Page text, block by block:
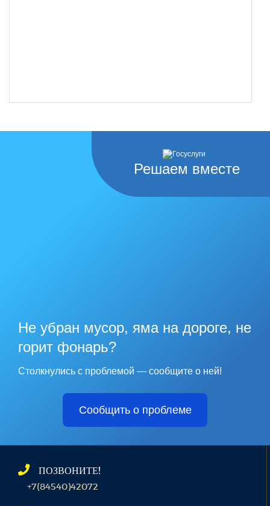
Решаем вместе
Не убран мусор, яма на дороге, не
горит фонарь?
Столкнулись с проблемой — сообщите о ней!
Сообщить о проблеме
ПОЗВОНИТЕ!
+7(84540)42072